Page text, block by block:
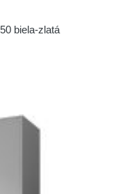
biela-zlatá